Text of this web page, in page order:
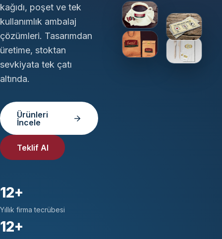
kağıdı, poşet ve tek
kullanımlık ambalaj
çözümleri. Tasarımdan
üretime, stoktan
sevkiyata tek çatı
altında.
Ürünleri
İncele
Teklif Al
12+
Yıllık firma tecrübesi
12+